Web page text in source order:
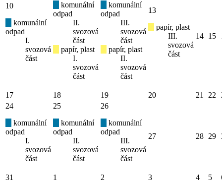
10
komunální
odpad
I.
svozová
část
komunální
odpad
II.
svozová
část
papír, plast
I.
svozová
část
komunální
odpad
III.
svozová
část
papír, plast
II.
svozová
část
13
papír, plast
III.
svozová
část
14 15
17 18 19 20 21 22
24
komunální
odpad
I.
svozová
část
25
komunální
odpad
II.
svozová
část
26
komunální
odpad
III.
svozová
část
27 28 29
31 1 2 3 4 5